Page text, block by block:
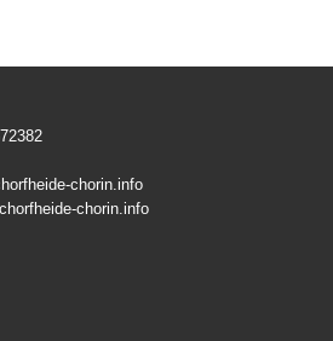
chorin.info
chorin.info